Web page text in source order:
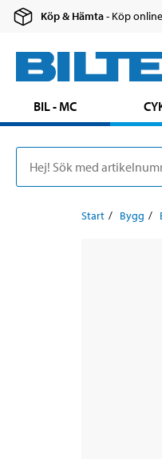
Köp & Hämta- Köp
BIL - MC
Start Bygg